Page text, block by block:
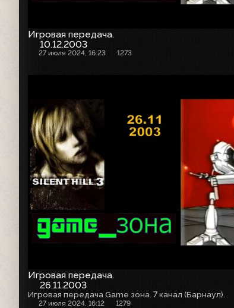
Игровая передача.
10.12.2003
27 июля 2024, 16:23 1273
Игровая передача.
26.11.2003
Игровая передача Game зона. 7 канал (Барнаул).
27 июля 2024, 16:12 1279